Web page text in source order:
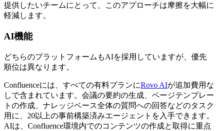
提供したいチームにとって、このアプローチは摩擦を大幅に
軽減します。
AI機能
どちらのプラットフォームもAIを採用していますが、優先
順位は異なります。
Confluenceには、すべての有料プランにRovo AIが追加費用な
しで含まれています。会議の要約の生成、ページテンプレー
トの作成、ナレッジベース全体の質問への回答などのタスク
用に、20以上の事前構築済みエージェントを入手できます。
AIは、Confluence環境内でのコンテンツの作成と取得に重点